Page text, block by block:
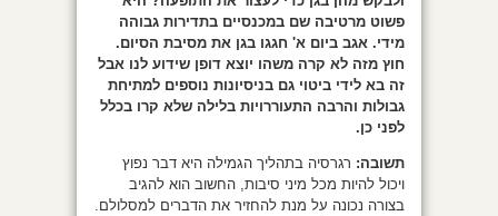
פשוט מרטיבה שם במכנסיים בתדירות גבוהה
מידי. אגב ביום א' חגגו בגן את מסיבת הסיום.
חוץ מזה לא קרה משהו יוצא דופן שידוע לנו אבל
זה בא לידי ביטוי גם בניסיונות נוספים למתיחת
גבולות והרבה התעוררויות בלילה שלא קרו בכלל
לפני כן.
תשובה: רגרסיה בתהליך הגמילה היא דבר נפוץ
ויכול להיות מכל מיני סיבות, החשוב הוא להגיב
בצורה נכונה על מנת להחזיר את הדברים למסלולם.